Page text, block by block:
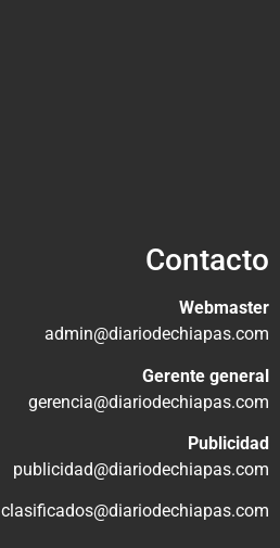
Contacto
Webmaster
admin@diariodechiapas.com
Gerente general
gerencia@diariodechiapas.com
Publicidad
publicidad@diariodechiapas.com
clasificados@diariodechiapas.com